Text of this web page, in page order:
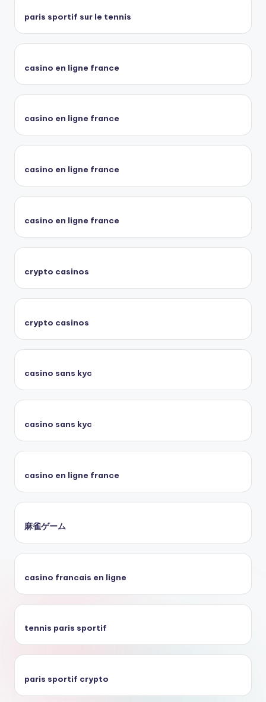
paris sportif sur le tennis
casino en ligne france
casino en ligne france
casino en ligne france
casino en ligne france
crypto casinos
crypto casinos
casino sans kyc
casino sans kyc
casino en ligne france
麻雀ゲーム
casino francais en ligne
tennis paris sportif
paris sportif crypto